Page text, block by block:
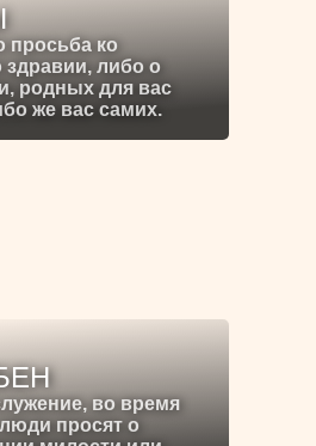
просьба ко
здравии, либо о
родных для вас
же вас самих.
во время
просят о